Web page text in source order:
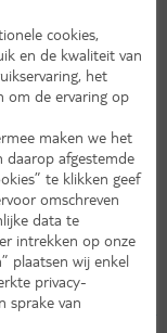
vele andere
Je bent altijd
cookies,
en de kwaliteit van
het
om de ervaring op
maken we het
daarop afgestemde
te klikken geef
omschreven
data te
intrekken op onze
plaatsen wij enkel
privacy-
sprake van